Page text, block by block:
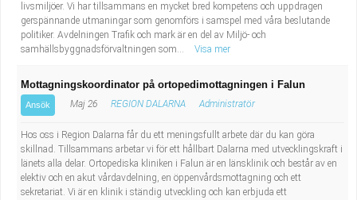
livsmiljöer. Vi har tillsammans en mycket bred kompetens och uppdragen
gerspännande utmaningar som genomförs i samspel med våra beslutande
politiker. Avdelningen Trafik och mark är en del av Miljö- och
samhällsbyggnadsförvaltningen som...
Visa mer
Mottagningskoordinator på ortopedimottagningen i Falun
Ansök Maj 26 REGION DALARNA Administratör
Hos oss i Region Dalarna får du ett meningsfullt arbete där du kan göra
skillnad. Tillsammans arbetar vi för ett hållbart Dalarna med utvecklingskraft i
länets alla delar. Ortopediska kliniken i Falun är en länsklinik och består av en
elektiv och en akut vårdavdelning, en öppenvårdsmottagning och ett
sekretariat. Vi är en klinik i ständig utveckling och kan erbjuda ett